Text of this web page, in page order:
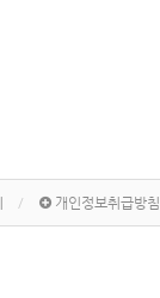
개인정보취급방침